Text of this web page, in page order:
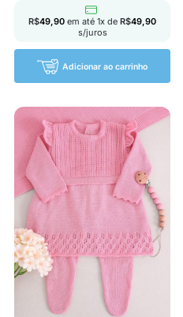
R$49,90 em até 1x de R$49,90
s/juros
Adicionar ao carrinho